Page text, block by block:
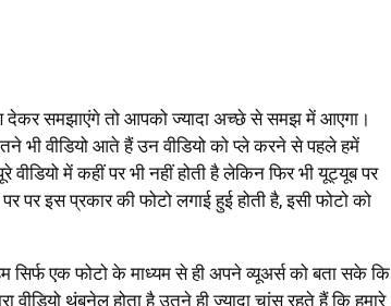
समझाएंगे तो आपको ज्यादा अच्छे से समझ में आएगा।
भी वीडियो आते हैं उन वीडियो को प्ले करने से पहले हमें
वीडियो में कहीं पर भी नहीं होती है लेकिन फिर भी यूट्यूब पर
पर इस प्रकार की फोटो लगाई हुई होती है, इसी फोटो को
सिर्फ एक फोटो के माध्यम से ही अपने व्यूअर्स को बता सके कि
वीडियो थंबनेल होता है उतने ही ज्यादा चांस रहते हैं कि हमारे